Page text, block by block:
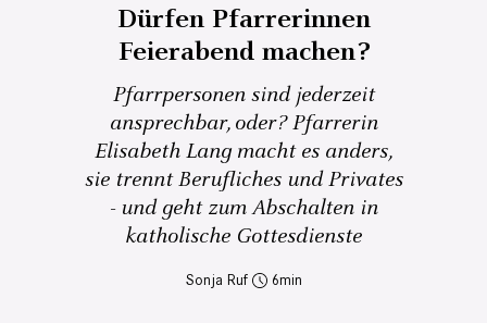
Dürfen Pfarrerinnen
Feierabend machen?
Pfarrpersonen sind jederzeit
ansprechbar, oder? Pfarrerin
Elisabeth Lang macht es anders,
sie trennt Berufliches und Privates
- und geht zum Abschalten in
katholische Gottesdienste
Sonja Ruf 6